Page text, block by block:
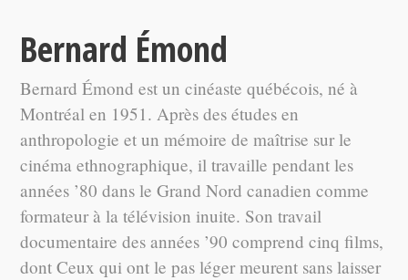
Bernard Émond
Bernard Émond est un cinéaste québécois, né à
Montréal en 1951. Après des études en
anthropologie et un mémoire de maîtrise sur le
cinéma ethnographique, il travaille pendant les
années ’80 dans le Grand Nord canadien comme
formateur à la télévision inuite. Son travail
documentaire des années ’90 comprend cinq films,
dont Ceux qui ont le pas léger meurent sans laisser